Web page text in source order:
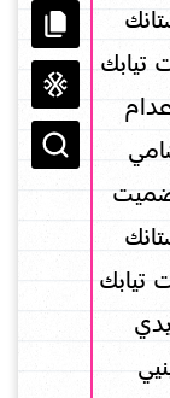
تيابك
ضميت
تيابك